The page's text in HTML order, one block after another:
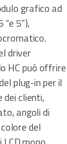
grafico ad
5”),
driver
HC può offrire
plug-in per il
dei clienti,
angoli di
del